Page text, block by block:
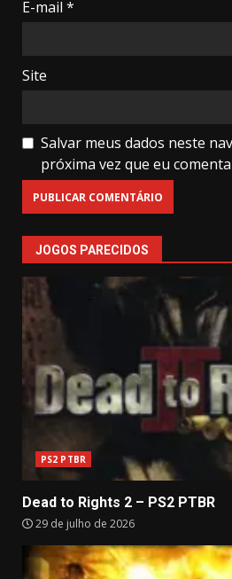
E-mail *
Site
Salvar meus dados neste
próxima vez que eu
JOGOS PARECIDOS
PS2 PTBR
Dead to Rights 2 – PS2 PTBR
29 de julho de 2026